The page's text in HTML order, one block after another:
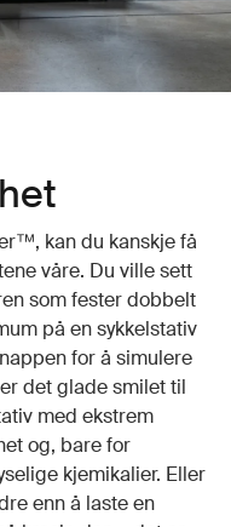
kan du kanskje få
våre. Du ville sett
som fester dobbelt
på en sykkelstativ
for å simulere
det glade smilet til
med ekstrem
og, bare for
kjemikalier. Eller
enn å laste en